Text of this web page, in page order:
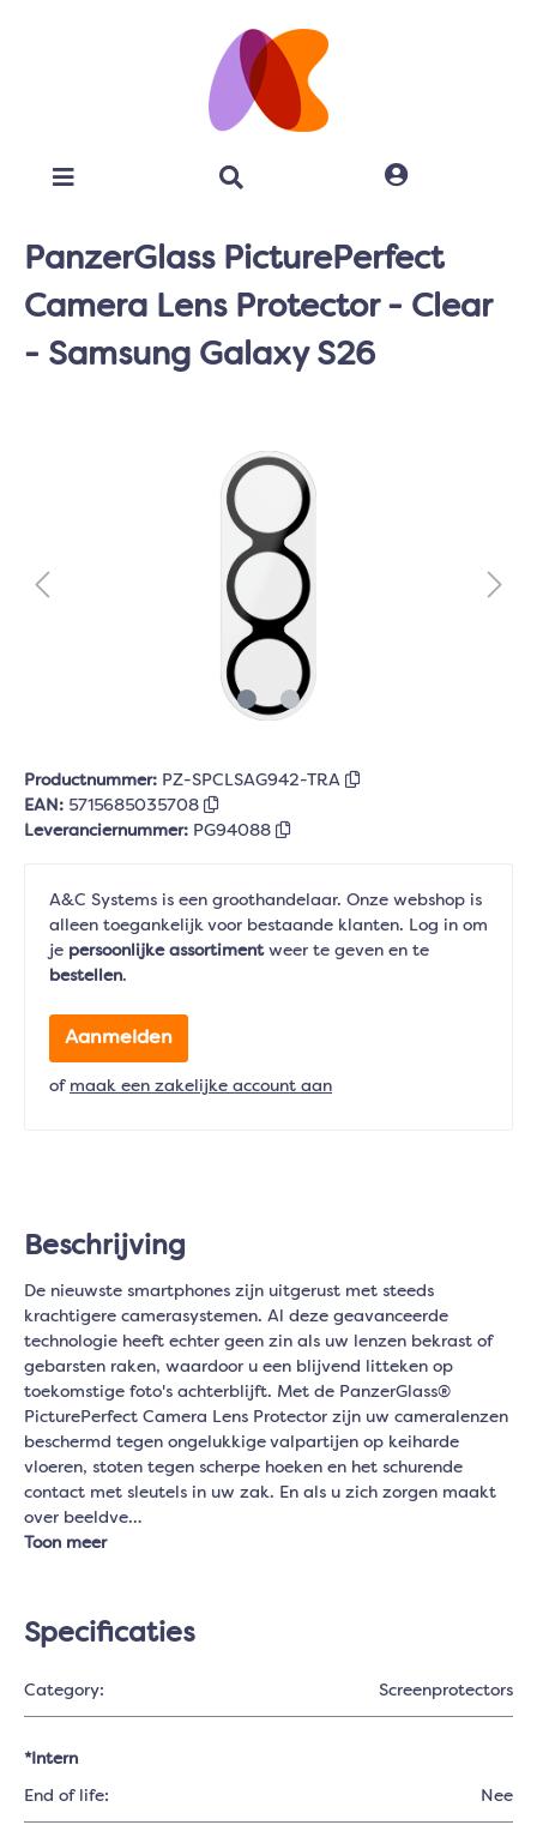
PanzerGlass PicturePerfect
Camera Lens Protector - Clear
- Samsung Galaxy S26
Productnummer: PZ-SPCLSAG942-TRA
EAN: 5715685035708
Leveranciernummer: PG94088
A&C Systems is een groothandelaar. Onze webshop is
alleen toegankelijk voor bestaande klanten. Log in om
je persoonlijke assortimentweer te geven en te
bestellen.
Aanmelden
of maak een zakelijke account aan
Beschrijving
De nieuwste smartphones zijn uitgerust met steeds
krachtigere camerasystemen. Al deze geavanceerde
technologie heeft echter geen zin als uw lenzen bekrast of
gebarsten raken, waardoor u een blijvend litteken op
toekomstige foto's achterblijft. Met de PanzerGlass®
PicturePerfect Camera Lens Protector zijn uw cameralenzen
beschermd tegen ongelukkige valpartijen op keiharde
vloeren, stoten tegen scherpe hoeken en het schurende
contact met sleutels in uw zak. En als u zich zorgen maakt
over beeldve…
Toon meer
Specificaties
Category: Screenprotectors
*Intern
End of life: Nee